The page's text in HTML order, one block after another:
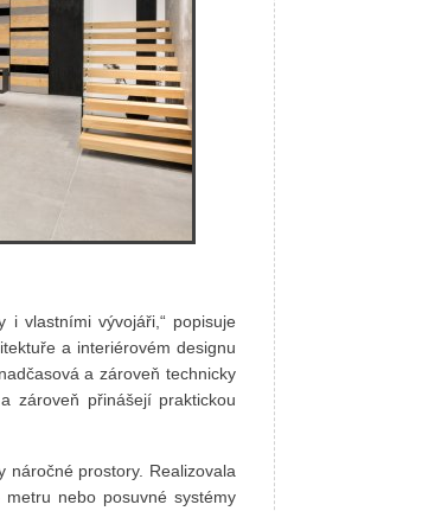
i vlastními vývojáři,“ popisuje
a interiérovém designu
a zároveň technicky
zároveň přinášejí praktickou
prostory. Realizovala
nebo posuvné systémy